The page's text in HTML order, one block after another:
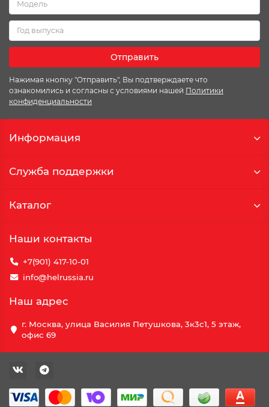
Отправить
Нажимая кнопку "Отправить", Вы подтверждаете что
ознакомились и согласны с условиями нашей Политики
конфиденциальности
Информация
Служба поддержки
Каталог
Наши контакты
+7(901) 417-10-01
info@helrussia.ru
Наш адрес
г. Москва, улица Василия Петушкова, 3к3c1, 5 этаж,
офис 69